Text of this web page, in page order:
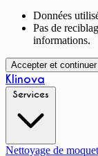
Données
Pas de
informations.
Accepter et continuer
Klinova
Nettoyage de